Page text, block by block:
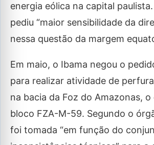
energia eólica na capital
pediu “maior sensibilidade da
nessa questão da margem
Em maio, o Ibama negou o
para realizar atividade de
na bacia da Foz do Amazonas, o
bloco FZA-M-59. Segundo o
foi tomada “em função do